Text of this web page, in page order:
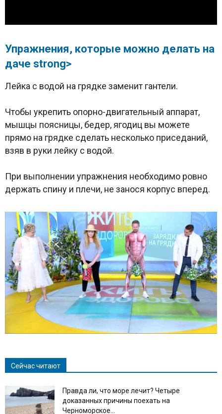
Упражнения, которые можно делать на
даче strong>
Лейка с водой на грядке заменит гантели.
Чтобы укрепить опорно-двигательный аппарат,
мышцы поясницы, бедер, ягодиц вы можете
прямо на грядке сделать несколько приседаний,
взяв в руки лейку с водой.
При выполнении упражнения необходимо ровно
держать спину и плечи, не занося корпус вперед.
Сейчас читают
Правда ли, что море лечит? Четыре
доказанных причины поехать на
Черноморское...